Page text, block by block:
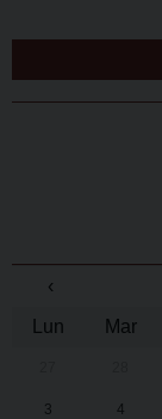
‹
Lun
Mar
3 4